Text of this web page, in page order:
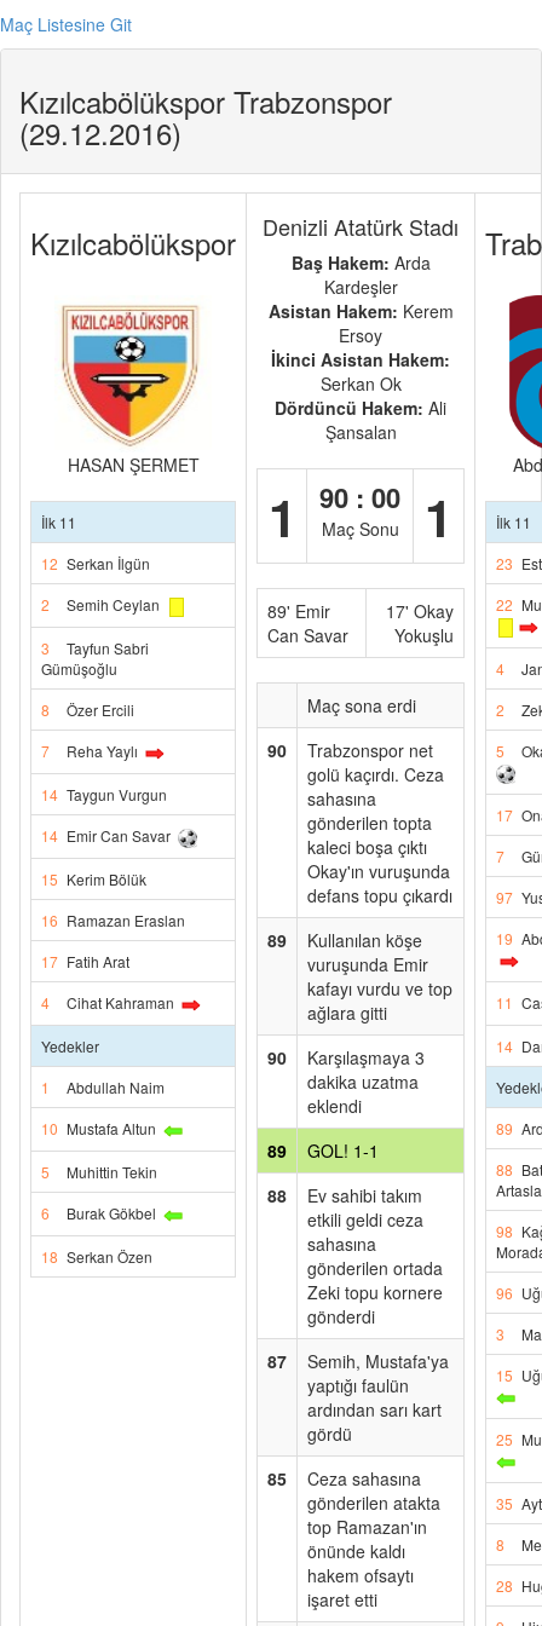
Maç Listesine Git
Kızılcabölükspor Trabzonspor
(29.12.2016)
Kızılcabölükspor
HASAN ŞERMET
İlk 11
12 Serkan İlgün
2
Semih Ceylan
3
Tayfun Sabri
Gümüşoğlu
8
Özer Ercili
7
Reha Yaylı
14 Taygun Vurgun
14 Emir Can Savar
15 Kerim Bölük
16 Ramazan Eraslan
17 Fatih Arat
4
Cihat Kahraman
Yedekler
1
Abdullah Naim
10 Mustafa Altun
5
Muhittin Tekin
6
Burak Gökbel
18 Serkan Özen
Denizli Atatürk Stadı
Baş Hakem: Arda
Kardeşler
Asistan Hakem: Kerem
Ersoy
İkinci Asistan Hakem:
Serkan Ok
Dördüncü Hakem: Ali
Şansalan
1 90 : 00
Maç Sonu 1
89' Emir
Can Savar
17' Okay
Yokuşlu
Maç sona erdi
90
Trabzonspor net
golü kaçırdı. Ceza
sahasına
gönderilen topta
kaleci boşa çıktı
Okay'ın vuruşunda
defans topu çıkardı
89
Kullanılan köşe
vuruşunda Emir
kafayı vurdu ve top
ağlara gitti
90
Karşılaşmaya 3
dakika uzatma
eklendi
89
GOL! 1-1
88
Ev sahibi takım
etkili geldi ceza
sahasına
gönderilen ortada
Zeki topu kornere
gönderdi
87
Semih, Mustafa'ya
yaptığı faulün
ardından sarı kart
gördü
85
Ceza sahasına
gönderilen atakta
top Ramazan'ın
önünde kaldı
hakem ofsaytı
işaret etti
İlk 11
23
22
4
2
5
17
7
97
19
11
14
89
88
98
96
3
15
25
35
8
28